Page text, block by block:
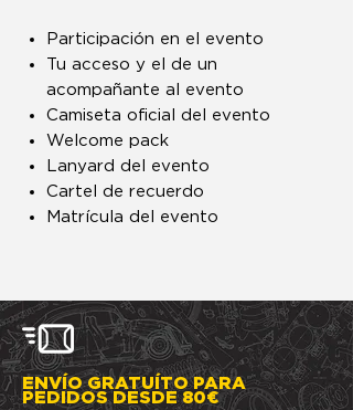
Participación en el evento
Tu acceso y el de un
acompañante al evento
Camiseta oficial del evento
Welcome pack
Lanyard del evento
Cartel de recuerdo
Matrícula del evento
ENVÍO GRATUÍTO PARA
PEDIDOS DESDE 80€